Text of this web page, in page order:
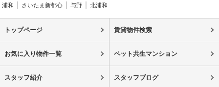
浦和
さいたま新都心 与野 北浦和
トップページ 賃貸物件検索
お気に入り物件一覧 ペット共生マンション
スタッフ紹介 スタッフブログ